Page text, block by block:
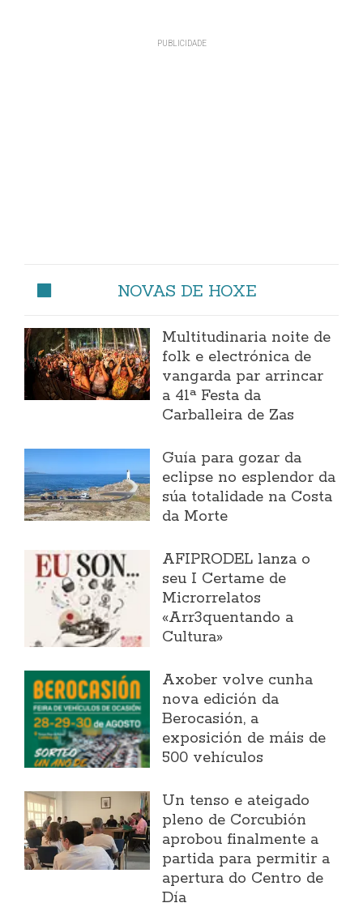
NOVAS DE HOXE
Multitudinaria noite de
folk e electrónica de
vangarda par arrincar
a 41ª Festa da
Carballeira de Zas
Guía para gozar da
eclipse no esplendor da
súa totalidade na Costa
da Morte
AFIPRODEL lanza o
seu I Certame de
Microrrelatos
«Arr3quentando a
Cultura»
Axober volve cunha
nova edición da
Berocasión, a
exposición de máis de
500 vehículos
Un tenso e ateigado
pleno de Corcubión
aprobou finalmente a
partida para permitir a
apertura do Centro de
Día